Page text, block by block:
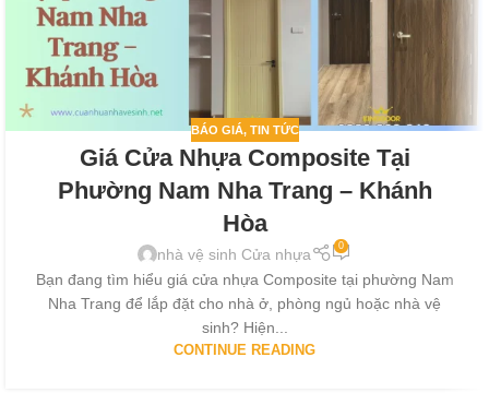
BÁO GIÁ, TIN TỨC
Giá Cửa Nhựa Composite Tại
Phường Nam Nha Trang – Khánh
Hòa
nhà vệ sinh Cửa nhựa 0
Bạn đang tìm hiểu giá cửa nhựa Composite tại phường Nam
Nha Trang để lắp đặt cho nhà ở, phòng ngủ hoặc nhà vệ
sinh? Hiện...
CONTINUE READING